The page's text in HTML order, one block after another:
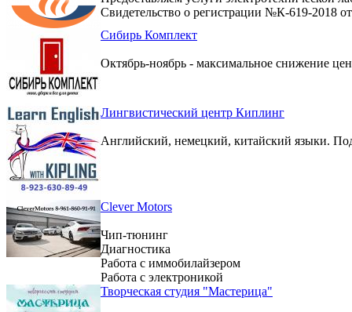
Свидетельство о регистрации №К-619-2018 от
Сибирь Комплект
Октябрь-ноябрь - максимальное снижение
Лингвистический центр Киплинг
Английский, немецкий, китайский языки.
Clever Motors
Чип-тюнинг
Диагностика
Работа с иммобилайзером
Работа с электроникой
Творческая студия "Мастерица"